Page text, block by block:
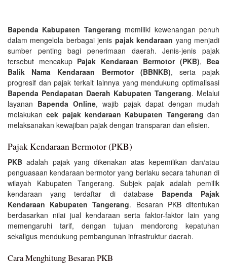
Bapenda Kabupaten Tangerang memiliki kewenangan penuh
dalam mengelola berbagai jenis pajak kendaraan yang menjadi
sumber penting bagi penerimaan daerah. Jenis-jenis pajak
tersebut mencakup Pajak Kendaraan Bermotor (PKB), Bea
Balik Nama Kendaraan Bermotor (BBNKB), serta pajak
progresif dan pajak terkait lainnya yang mendukung optimalisasi
Bapenda Pendapatan Daerah Kabupaten Tangerang. Melalui
layanan Bapenda Online, wajib pajak dapat dengan mudah
melakukancek pajak kendaraan Kabupaten Tangerang dan
melaksanakan kewajiban pajak dengan transparan dan efisien.
Pajak Kendaraan Bermotor (PKB)
PKB adalah pajak yang dikenakan atas kepemilikan dan/atau
penguasaan kendaraan bermotor yang berlaku secara tahunan di
wilayah Kabupaten Tangerang. Subjek pajak adalah pemilik
kendaraan yang terdaftar di database Bapenda Pajak
Kendaraan Kabupaten Tangerang. Besaran PKB ditentukan
berdasarkan nilai jual kendaraan serta faktor-faktor lain yang
memengaruhi tarif, dengan tujuan mendorong kepatuhan
sekaligus mendukung pembangunan infrastruktur daerah.
Cara Menghitung Besaran PKB